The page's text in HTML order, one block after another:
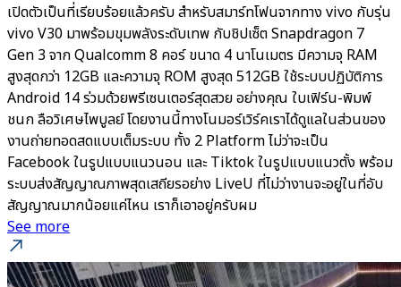
เปิดตัวเป็นที่เรียบร้อยแล้วครับ สำหรับสมาร์ทโฟนจากทาง vivo กับรุ่น
vivo V30 มาพร้อมขุมพลังระดับเทพ กับชิปเซ็ต Snapdragon 7
Gen 3 จาก Qualcomm 8 คอร์ ขนาด 4 นาโนเมตร มีความจุ RAM
สูงสุดกว่า 12GB และความจุ ROM สูงสุด 512GB ใช้ระบบปฏิบัติการ
Android 14 ร่วมด้วยพรีเซนเตอร์สุดสวย อย่างคุณ ใบเฟิร์น-พิมพ์
ชนก ลือวิเศษไพบูลย์ โดยงานนี้ทางโนมอร์เวิร์คเราได้ดูแลในส่วนของ
งานถ่ายทอดสดแบบเต็มระบบ ทั้ง 2 Platform ไม่ว่าจะเป็น
Facebook ในรูปแบบแนวนอน และ Tiktok ในรูปแบบแนวตั้ง พร้อม
ระบบส่งสัญญาณภาพสุดเสถียรอย่าง LiveU ที่ไม่ว่างานจะอยู่ในที่อับ
สัญญาณมากน้อยแค่ไหน เราก็เอาอยู่ครับผม
See more